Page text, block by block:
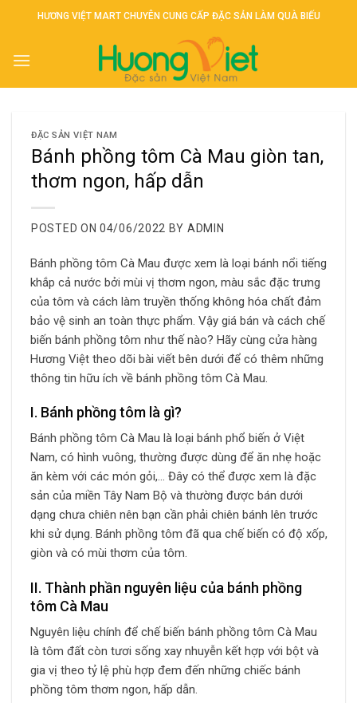
HƯƠNG VIỆT MART CHUYÊN CUNG CẤP ĐẶC SẢN LÀM QUÀ BIẾU
ĐẶC SẢN VIỆT NAM
Bánh phồng tôm Cà Mau giòn tan,
thơm ngon, hấp dẫn
POSTED ON 04/06/2022 BY ADMIN
Bánh phồng tôm Cà Mau được xem là loại bánh nổi tiếng
khắp cả nước bởi mùi vị thơm ngon, màu sắc đặc trưng
của tôm và cách làm truyền thống không hóa chất đảm
bảo vệ sinh an toàn thực phẩm. Vậy giá bán và cách chế
biến bánh phồng tôm như thế nào? Hãy cùng cửa hàng
Hương Việt theo dõi bài viết bên dưới để có thêm những
thông tin hữu ích về bánh phồng tôm Cà Mau.
I. Bánh phồng tôm là gì?
Bánh phồng tôm Cà Mau là loại bánh phổ biến ở Việt
Nam, có hình vuông, thường được dùng để ăn nhẹ hoặc
ăn kèm với các món gỏi,… Đây có thể được xem là đặc
sản của miền Tây Nam Bộ và thường được bán dưới
dạng chưa chiên nên bạn cần phải chiên bánh lên trước
khi sử dụng. Bánh phồng tôm đã qua chế biến có độ xốp,
giòn và có mùi thơm của tôm.
II. Thành phần nguyên liệu của bánh phồng
tôm Cà Mau
Nguyên liệu chính để chế biến bánh phồng tôm Cà Mau
là tôm đất còn tươi sống xay nhuyễn kết hợp với bột và
gia vị theo tỷ lệ phù hợp đem đến những chiếc bánh
phồng tôm thơm ngon, hấp dẫn.